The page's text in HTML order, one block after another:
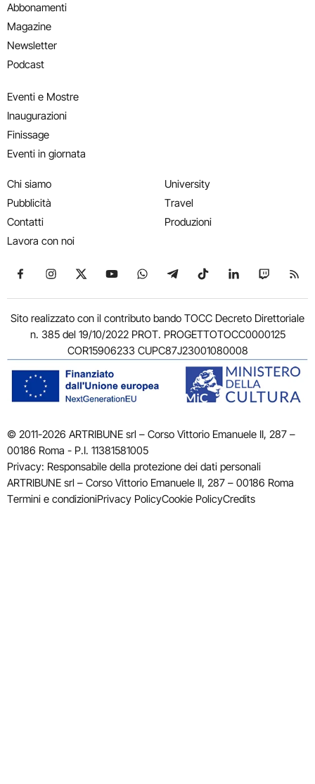
Abbonamenti
Magazine
Newsletter
Podcast
Eventi e Mostre
Inaugurazioni
Finissage
Eventi in giornata
Chi siamo
Pubblicità
Contatti
Lavora con noi
University
Travel
Produzioni
Seguici su Facebook
Seguici su Instagram
Seguici su X
Seguici su YouTube
Seguici su WhatsApp
Seguici su Telegram
Seguici su TikTok
Seguici su
Seguici
Sito realizzato con il contributo bando TOCC Decreto Direttoriale
n. 385 del 19/10/2022 PROT. PROGETTOTOCC0000125
COR15906233 CUPC87J23001080008
© 2011-2026 ARTRIBUNE srl – Corso Vittorio Emanuele II, 287 –
00186 Roma - P.I. 11381581005
Privacy: Responsabile della protezione dei dati personali
ARTRIBUNE srl – Corso Vittorio Emanuele II, 287 – 00186 Roma
Termini e condizioniPrivacy PolicyCookie PolicyCredits